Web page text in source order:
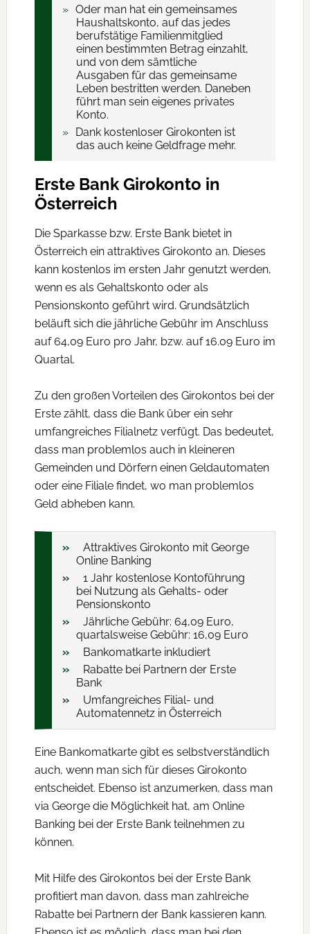
Oder man hat ein gemeinsames
Haushaltskonto, auf das jedes
berufstätige Familienmitglied
einen bestimmten Betrag einzahlt,
und von dem sämtliche
Ausgaben für das gemeinsame
Leben bestritten werden. Daneben
führt man sein eigenes privates
Konto.
Dank kostenloser Girokonten ist
das auch keine Geldfrage mehr.
Erste Bank Girokonto in
Österreich
Die Sparkasse bzw. Erste Bank bietet in
Österreich ein attraktives Girokonto an. Dieses
kann kostenlos im ersten Jahr genutzt werden,
wenn es als Gehaltskonto oder als
Pensionskonto geführt wird. Grundsätzlich
beläuft sich die jährliche Gebühr im Anschluss
auf 64,09 Euro pro Jahr, bzw. auf 16.09 Euro im
Quartal.
Zu den großen Vorteilen des Girokontos bei der
Erste zählt, dass die Bank über ein sehr
umfangreiches Filialnetz verfügt. Das bedeutet,
dass man problemlos auch in kleineren
Gemeinden und Dörfern einen Geldautomaten
oder eine Filiale findet, wo man problemlos
Geld abheben kann.
Attraktives Girokonto mit George
Online Banking
1 Jahr kostenlose Kontoführung
bei Nutzung als Gehalts- oder
Pensionskonto
Jährliche Gebühr: 64,09 Euro,
quartalsweise Gebühr: 16,09 Euro
Bankomatkarte inkludiert
Rabatte bei Partnern der Erste
Bank
Umfangreiches Filial- und
Automatennetz in Österreich
Eine Bankomatkarte gibt es selbstverständlich
auch, wenn man sich für dieses Girokonto
entscheidet. Ebenso ist anzumerken, dass man
via George die Möglichkeit hat, am Online
Banking bei der Erste Bank teilnehmen zu
können.
Mit Hilfe des Girokontos bei der Erste Bank
profitiert man davon, dass man zahlreiche
Rabatte bei Partnern der Bank kassieren kann.